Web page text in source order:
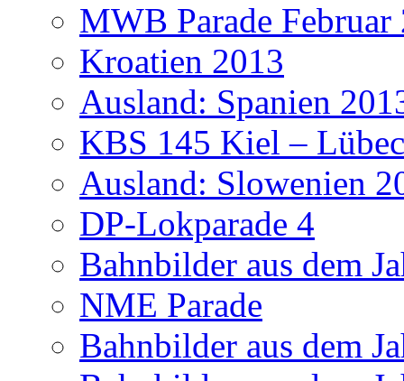
MWB Parade Februar
Kroatien 2013
Ausland: Spanien
KBS 145 Kiel –
Ausland: Slowenien
DP-Lokparade 4
Bahnbilder aus dem
NME Parade
Bahnbilder aus dem